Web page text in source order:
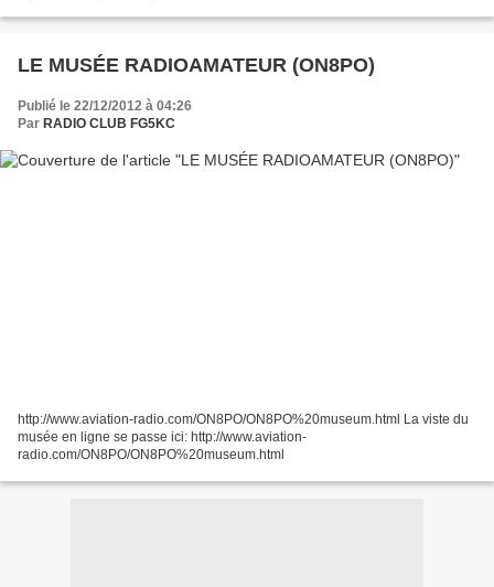
LE MUSÉE RADIOAMATEUR (ON8PO)
Publié le 22/12/2012 à 04:26
Par RADIO CLUB FG5KC
http://www.aviation-radio.com/ON8PO/ON8PO%20museum.html La viste du
musée en ligne se passe ici: http://www.aviation-
radio.com/ON8PO/ON8PO%20museum.html